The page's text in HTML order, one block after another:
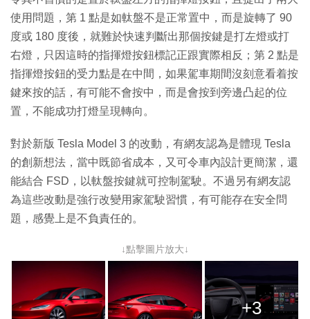
使用問題，第 1 點是如軚盤不是正常置中，而是旋轉了 90
度或 180 度後，就難於快速判斷出那個按鍵是打左燈或打
右燈，只因這時的指揮燈按鈕標記正跟實際相反；第 2 點是
指揮燈按鈕的受力點是在中間，如果駕車期間沒刻意看着按
鍵來按的話，有可能不會按中，而是會按到旁邊凸起的位
置，不能成功打燈呈現轉向。
對於新版 Tesla Model 3 的改動，有網友認為是體現 Tesla
的創新想法，當中既節省成本，又可令車內設計更簡潔，還
能結合 FSD，以軚盤按鍵就可控制駕駛。不過另有網友認
為這些改動是強行改變用家駕駛習慣，有可能存在安全問
題，感覺上是不負責任的。
↓點擊圖片放大↓
+3